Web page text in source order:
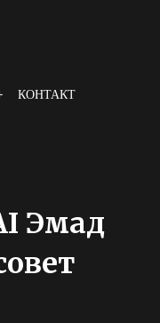
КОНТАКТ
Эмад